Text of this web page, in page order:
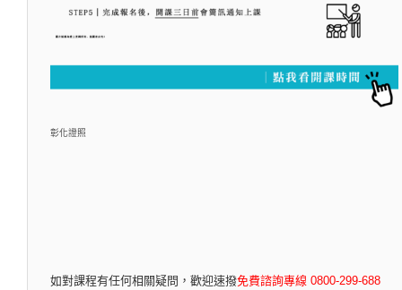
彰化證照
如對課程有任何相關疑問， 歡迎速撥免費諮詢專線 0800-299-688